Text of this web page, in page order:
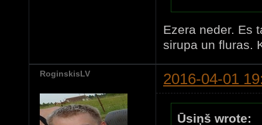
Ezera neder. Es
sirupa un fluras.
RoginskisLV 2016-04-01
Ūsiņš wrote: